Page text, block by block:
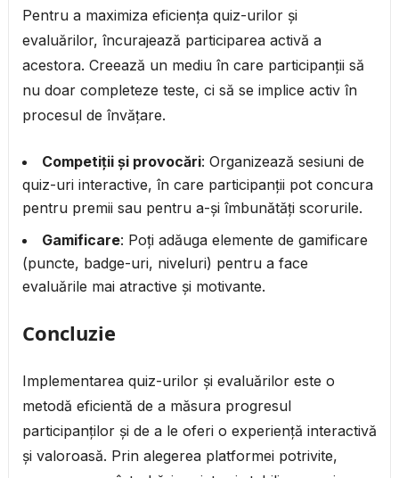
Pentru a maximiza eficiența quiz-urilor și
evaluărilor, încurajează participarea activă a
acestora. Creează un mediu în care participanții să
nu doar completeze teste, ci să se implice activ în
procesul de învățare.
Competiții și provocări: Organizează sesiuni de
quiz-uri interactive, în care participanții pot concura
pentru premii sau pentru a-și îmbunătăți scorurile.
Gamificare: Poți adăuga elemente de gamificare
(puncte, badge-uri, niveluri) pentru a face
evaluările mai atractive și motivante.
Concluzie
Implementarea quiz-urilor și evaluărilor este o
metodă eficientă de a măsura progresul
participanților și de a le oferi o experiență interactivă
și valoroasă. Prin alegerea platformei potrivite,